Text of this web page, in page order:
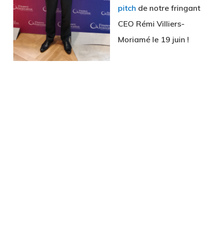
pitch de notre fringant
CEO Rémi Villiers-
Moriamé le 19 juin !